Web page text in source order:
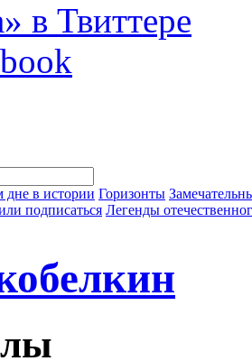
в Твиттере
в истории Горизонты
подписаться Легенды